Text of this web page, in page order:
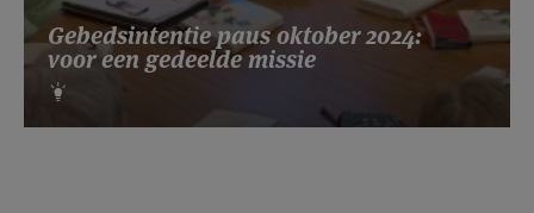
Gebedsintentie paus oktober 2024:
voor een gedeelde missie